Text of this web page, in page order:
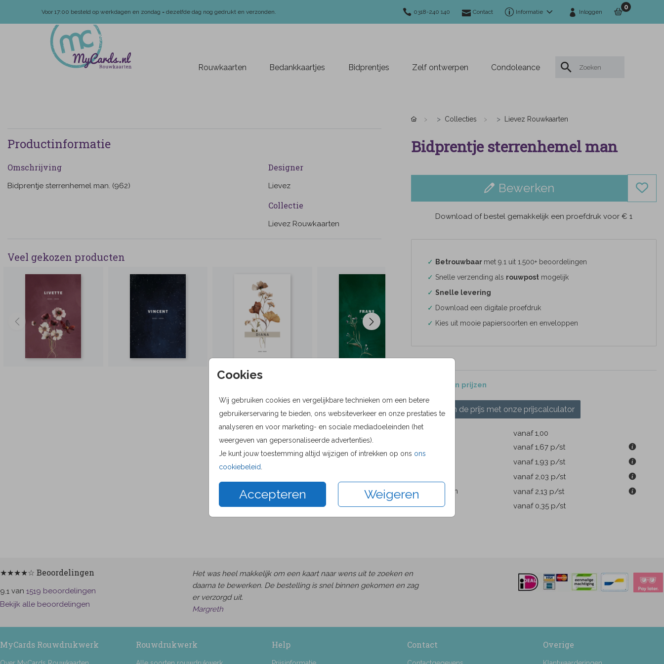
Voor 17:00 besteld op werkdagen en zondag = dezelfde dag nog gedrukt en verzonden. 0318-240 140 Contact Informatie Inloggen
0
Rouwkaarten Bedankkaartjes Bidprentjes Zelf ontwerpen Condoleance
Cookies
Wij gebruiken cookies en vergelijkbare technieken om een betere
gebruikerservaring te bieden, ons websiteverkeer en onze prestaties te
analyseren en voor marketing- en sociale mediadoeleinden (het
weergeven van gepersonaliseerde advertenties).
Je kunt jouw toestemming altijd wijzigen of intrekken op ons ons
cookiebeleid
Accepteren Weigeren
Productinformatie
Omschrijving
Bidprentje sterrenhemel man. (962)
Designer
Lievez
Collectie
Lievez Rouwkaarten
Veel gekozen producten
Collecties Lievez Rouwkaarten
Bidprentje sterrenhemel man
Bewerken
Download of bestel gemakkelijk een proefdruk voor € 1
✓ Betrouwbaar met 9.1 uit 1.500+ beoordelingen
✓ Snelle verzending als rouwpostmogelijk
✓ Snelle levering
✓ Download een digitale proefdruk
✓ Kies uit mooie papiersoorten en enveloppen
Formaten en prijzen
Bereken de prijs met onze prijscalculator
vanaf 1,00
vanaf 1,67 p/st
vanaf 1,93 p/st
vanaf 2,03 p/st
14.4 × 21.6 cm
vanaf 2,13 p/st
Enveloppen
vanaf 0,35 p/st
★★★★☆ Beoordelingen
9.1 van 1519 beoordelingen
Bekijk alle beoordelingen
Het was heel makkelijk om een kaart naar wens uit te zoeken en
daarna te bewerken. De bestelling is snel binnen gekomen en zag
er verzorgd uit.
Margreth
MyCards Rouwdrukwerk Rouwdrukwerk Help Contact Overige